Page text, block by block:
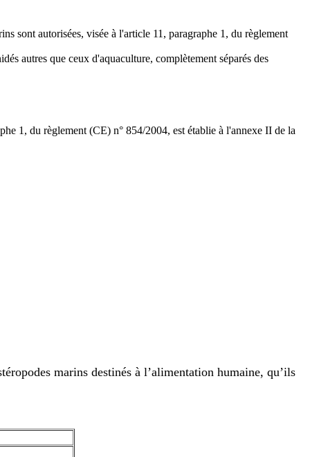
sont autorisées, visée à l'article 11, paragraphe 1, du règlement
autres que ceux d'aquaculture, complètement séparés des
1, du règlement (CE) n° 854/2004, est établie à l'annexe II de la
marins destinés à l’alimentation humaine, qu’ils